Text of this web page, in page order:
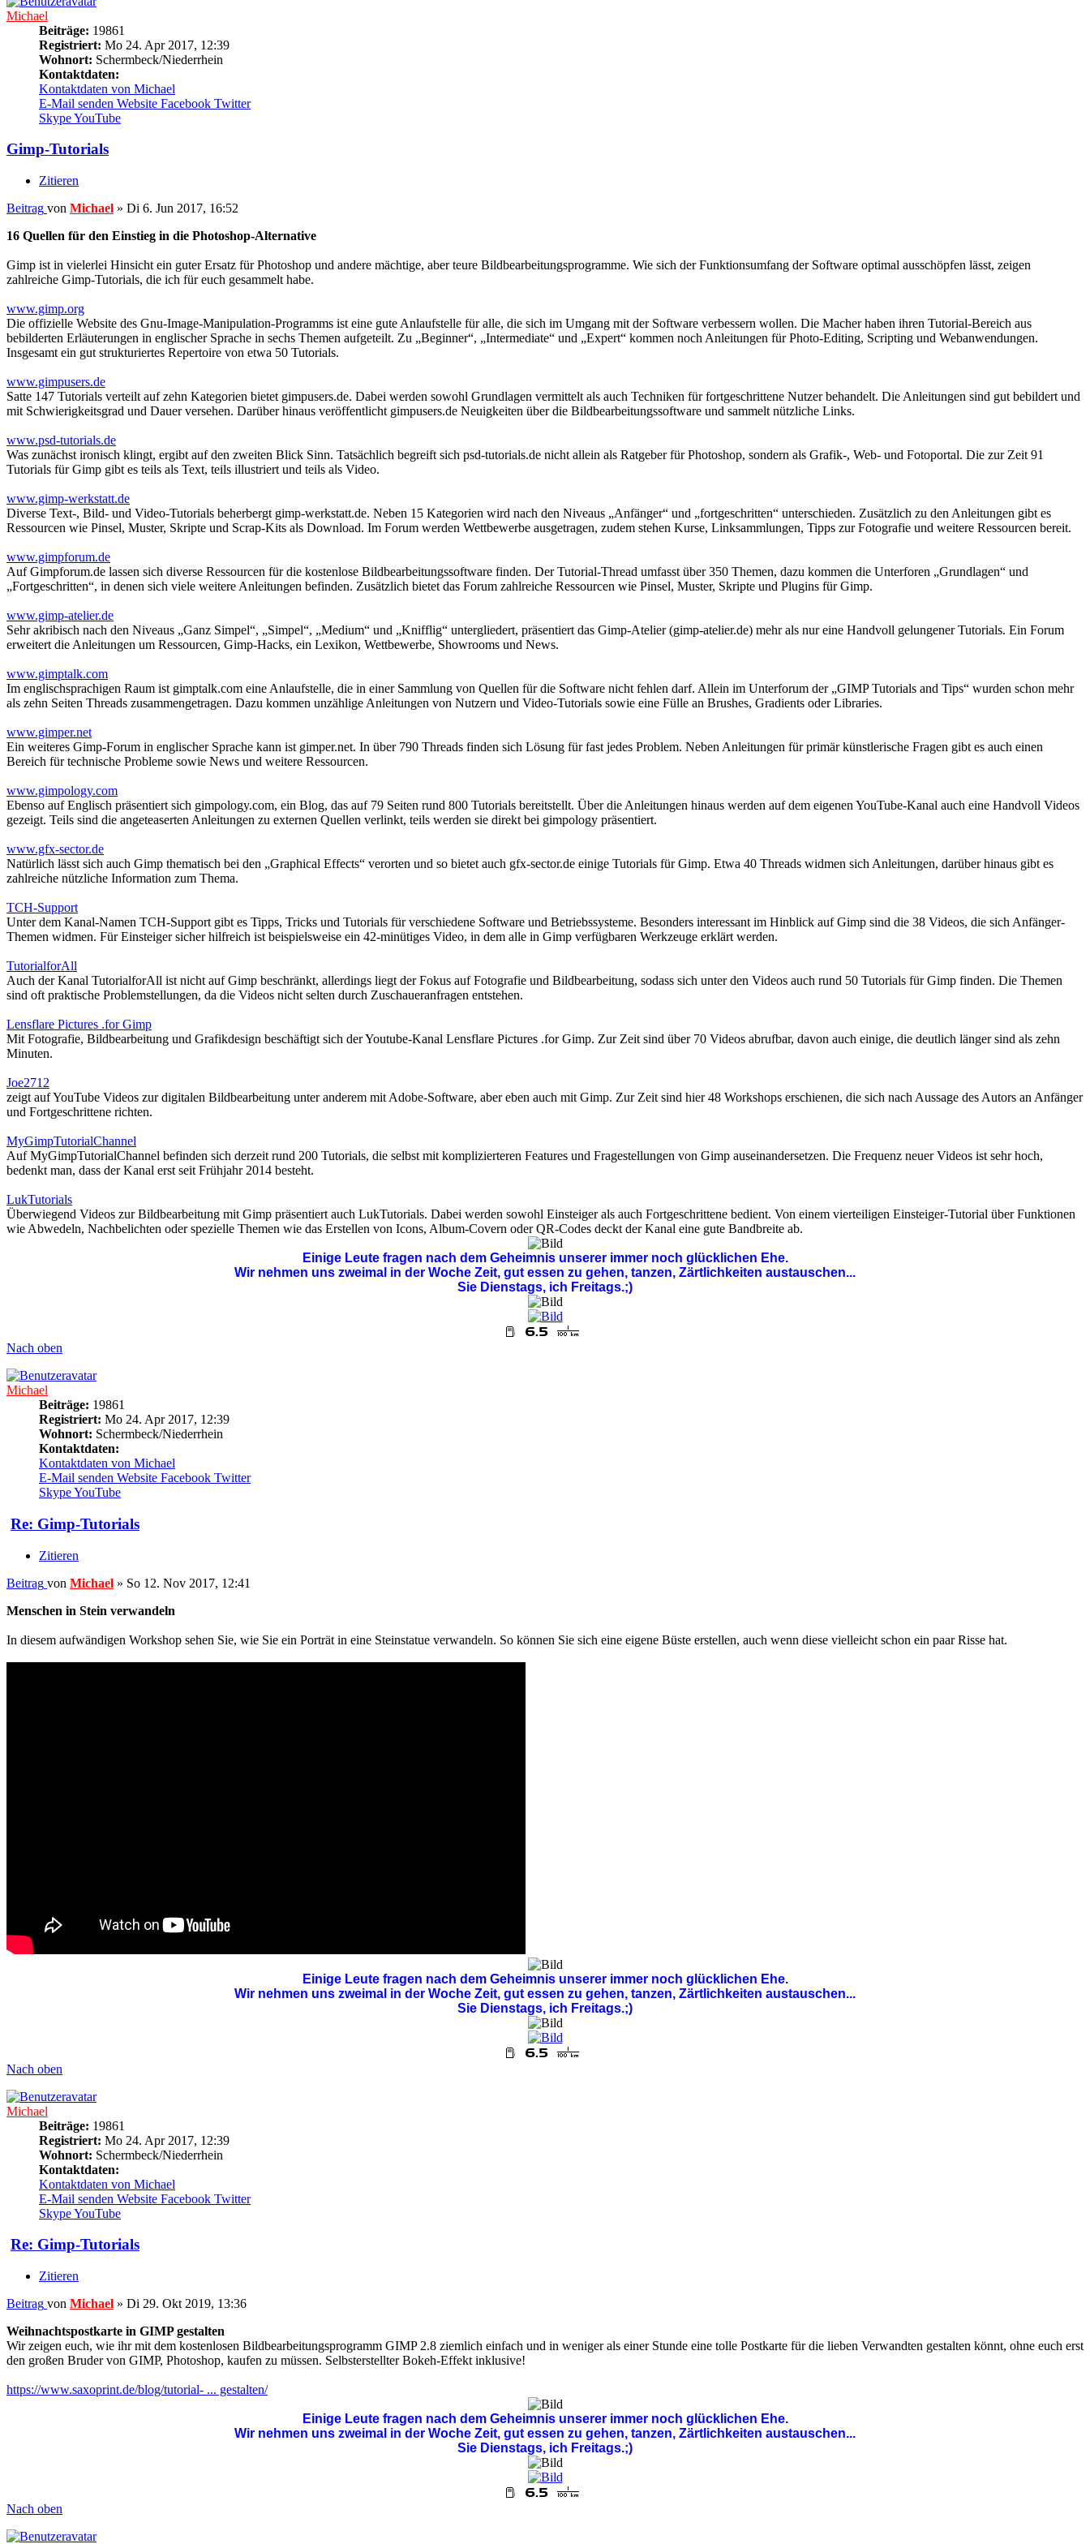
Michael
Beiträge: 19861
Registriert: Mo 24. Apr 2017, 12:39
Wohnort: Schermbeck/Niederrhein
Kontaktdaten:
Kontaktdaten von Michael
E-Mail senden Website Facebook Twitter
SkypeYouTube
Gimp-Tutorials
Zitieren
Beitrag von Michael » Di 6. Jun 2017, 16:52
16 Quellen für den Einstieg in die Photoshop-Alternative
Gimp ist in vielerlei Hinsicht ein guter Ersatz für Photoshop und andere mächtige, aber teure Bildbearbeitungsprogramme. Wie sich der Funktionsumfang der Software optimal ausschöpfen lässt, zeigen
zahlreiche Gimp-Tutorials, die ich für euch gesammelt habe.
www.gimp.org
Die offizielle Website des Gnu-Image-Manipulation-Programms ist eine gute Anlaufstelle für alle, die sich im Umgang mit der Software verbessern wollen. Die Macher haben ihren Tutorial-Bereich aus
bebilderten Erläuterungen in englischer Sprache in sechs Themen aufgeteilt. Zu „Beginner“, „Intermediate“ und „Expert“ kommen noch Anleitungen für Photo-Editing, Scripting und Webanwendungen.
Insgesamt ein gut strukturiertes Repertoire von etwa 50 Tutorials.
www.gimpusers.de
Satte 147 Tutorials verteilt auf zehn Kategorien bietet gimpusers.de. Dabei werden sowohl Grundlagen vermittelt als auch Techniken für fortgeschrittene Nutzer behandelt. Die Anleitungen sind gut bebildert und
mit Schwierigkeitsgrad und Dauer versehen. Darüber hinaus veröffentlicht gimpusers.de Neuigkeiten über die Bildbearbeitungssoftware und sammelt nützliche Links.
www.psd-tutorials.de
Was zunächst ironisch klingt, ergibt auf den zweiten Blick Sinn. Tatsächlich begreift sich psd-tutorials.de nicht allein als Ratgeber für Photoshop, sondern als Grafik-, Web- und Fotoportal. Die zur Zeit 91
Tutorials für Gimp gibt es teils als Text, teils illustriert und teils als Video.
www.gimp-werkstatt.de
Diverse Text-, Bild- und Video-Tutorials beherbergt gimp-werkstatt.de. Neben 15 Kategorien wird nach den Niveaus „Anfänger“ und „fortgeschritten“ unterschieden. Zusätzlich zu den Anleitungen gibt es
Ressourcen wie Pinsel, Muster, Skripte und Scrap-Kits als Download. Im Forum werden Wettbewerbe ausgetragen, zudem stehen Kurse, Linksammlungen, Tipps zur Fotografie und weitere Ressourcen bereit.
www.gimpforum.de
Auf Gimpforum.de lassen sich diverse Ressourcen für die kostenlose Bildbearbeitungssoftware finden. Der Tutorial-Thread umfasst über 350 Themen, dazu kommen die Unterforen „Grundlagen“ und
„Fortgeschritten“, in denen sich viele weitere Anleitungen befinden. Zusätzlich bietet das Forum zahlreiche Ressourcen wie Pinsel, Muster, Skripte und Plugins für Gimp.
www.gimp-atelier.de
Sehr akribisch nach den Niveaus „Ganz Simpel“, „Simpel“, „Medium“ und „Knifflig“ untergliedert, präsentiert das Gimp-Atelier (gimp-atelier.de) mehr als nur eine Handvoll gelungener Tutorials. Ein Forum
erweitert die Anleitungen um Ressourcen, Gimp-Hacks, ein Lexikon, Wettbewerbe, Showrooms und News.
www.gimptalk.com
Im englischsprachigen Raum ist gimptalk.com eine Anlaufstelle, die in einer Sammlung von Quellen für die Software nicht fehlen darf. Allein im Unterforum der „GIMP Tutorials and Tips“ wurden schon mehr
als zehn Seiten Threads zusammengetragen. Dazu kommen unzählige Anleitungen von Nutzern und Video-Tutorials sowie eine Fülle an Brushes, Gradients oder Libraries.
www.gimper.net
Ein weiteres Gimp-Forum in englischer Sprache kann ist gimper.net. In über 790 Threads finden sich Lösung für fast jedes Problem. Neben Anleitungen für primär künstlerische Fragen gibt es auch einen
Bereich für technische Probleme sowie News und weitere Ressourcen.
www.gimpology.com
Ebenso auf Englisch präsentiert sich gimpology.com, ein Blog, das auf 79 Seiten rund 800 Tutorials bereitstellt. Über die Anleitungen hinaus werden auf dem eigenen YouTube-Kanal auch eine Handvoll Videos
gezeigt. Teils sind die angeteaserten Anleitungen zu externen Quellen verlinkt, teils werden sie direkt bei gimpology präsentiert.
www.gfx-sector.de
Natürlich lässt sich auch Gimp thematisch bei den „Graphical Effects“ verorten und so bietet auch gfx-sector.de einige Tutorials für Gimp. Etwa 40 Threads widmen sich Anleitungen, darüber hinaus gibt es
zahlreiche nützliche Information zum Thema.
TCH-Support
Unter dem Kanal-Namen TCH-Support gibt es Tipps, Tricks und Tutorials für verschiedene Software und Betriebssysteme. Besonders interessant im Hinblick auf Gimp sind die 38 Videos, die sich Anfänger-
Themen widmen. Für Einsteiger sicher hilfreich ist beispielsweise ein 42-minütiges Video, in dem alle in Gimp verfügbaren Werkzeuge erklärt werden.
TutorialforAll
Auch der Kanal TutorialforAll ist nicht auf Gimp beschränkt, allerdings liegt der Fokus auf Fotografie und Bildbearbeitung, sodass sich unter den Videos auch rund 50 Tutorials für Gimp finden. Die Themen
sind oft praktische Problemstellungen, da die Videos nicht selten durch Zuschaueranfragen entstehen.
Lensflare Pictures .for Gimp
Mit Fotografie, Bildbearbeitung und Grafikdesign beschäftigt sich der Youtube-Kanal Lensflare Pictures .for Gimp. Zur Zeit sind über 70 Videos abrufbar, davon auch einige, die deutlich länger sind als zehn
Minuten.
Joe2712
zeigt auf YouTube Videos zur digitalen Bildbearbeitung unter anderem mit Adobe-Software, aber eben auch mit Gimp. Zur Zeit sind hier 48 Workshops erschienen, die sich nach Aussage des Autors an Anfänger
und Fortgeschrittene richten.
MyGimpTutorialChannel
Auf MyGimpTutorialChannel befinden sich derzeit rund 200 Tutorials, die selbst mit komplizierteren Features und Fragestellungen von Gimp auseinandersetzen. Die Frequenz neuer Videos ist sehr hoch,
bedenkt man, dass der Kanal erst seit Frühjahr 2014 besteht.
LukTutorials
Überwiegend Videos zur Bildbearbeitung mit Gimp präsentiert auch LukTutorials. Dabei werden sowohl Einsteiger als auch Fortgeschrittene bedient. Von einem vierteiligen Einsteiger-Tutorial über Funktionen
wie Abwedeln, Nachbelichten oder spezielle Themen wie das Erstellen von Icons, Album-Covern oder QR-Codes deckt der Kanal eine gute Bandbreite ab.
Einige Leute fragen nach dem Geheimnis unserer immer noch glücklichen Ehe.
Wir nehmen uns zweimal in der Woche Zeit, gut essen zu gehen, tanzen, Zärtlichkeiten austauschen...
Sie Dienstags, ich Freitags.;)
Nach oben
Michael
Beiträge: 19861
Registriert: Mo 24. Apr 2017, 12:39
Wohnort: Schermbeck/Niederrhein
Kontaktdaten:
Kontaktdaten von Michael
E-Mail senden Website Facebook Twitter
SkypeYouTube
Re: Gimp-Tutorials
Zitieren
Beitrag von Michael » So 12. Nov 2017, 12:41
Menschen in Stein verwandeln
In diesem aufwändigen Workshop sehen Sie, wie Sie ein Porträt in eine Steinstatue verwandeln. So können Sie sich eine eigene Büste erstellen, auch wenn diese vielleicht schon ein paar Risse hat.
Einige Leute fragen nach dem Geheimnis unserer immer noch glücklichen Ehe.
Wir nehmen uns zweimal in der Woche Zeit, gut essen zu gehen, tanzen, Zärtlichkeiten austauschen...
Sie Dienstags, ich Freitags.;)
Nach oben
Michael
Beiträge: 19861
Registriert: Mo 24. Apr 2017, 12:39
Wohnort: Schermbeck/Niederrhein
Kontaktdaten:
Kontaktdaten von Michael
E-Mail senden Website Facebook Twitter
SkypeYouTube
Re: Gimp-Tutorials
Zitieren
Beitrag von Michael » Di 29. Okt 2019, 13:36
Weihnachtspostkarte in GIMP gestalten
Wir zeigen euch, wie ihr mit dem kostenlosen Bildbearbeitungsprogramm GIMP 2.8 ziemlich einfach und in weniger als einer Stunde eine tolle Postkarte für die lieben Verwandten gestalten könnt, ohne euch erst
den großen Bruder von GIMP, Photoshop, kaufen zu müssen. Selbsterstellter Bokeh-Effekt inklusive!
https://www.saxoprint.de/blog/tutorial- ... gestalten/
Einige Leute fragen nach dem Geheimnis unserer immer noch glücklichen Ehe.
Wir nehmen uns zweimal in der Woche Zeit, gut essen zu gehen, tanzen, Zärtlichkeiten austauschen...
Sie Dienstags, ich Freitags.;)
Nach oben